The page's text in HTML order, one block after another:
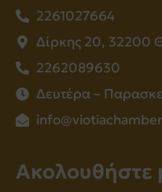
2261027664
Δίρκης 20, 32200
2262089630
Δευτέρα –
Ακολουθήστε